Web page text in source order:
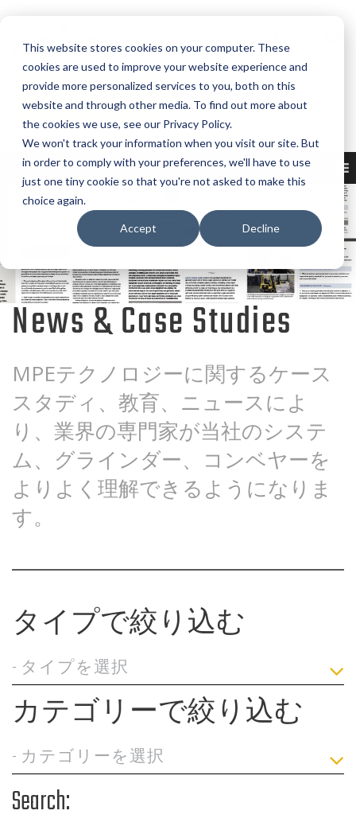
This website stores cookies on your computer. These
cookies are used to improve your website experience and
provide more personalized services to you, both on this
website and through other media. To find out more about
the cookies we use, see our Privacy Policy.
We won't track your information when you visit our site. But
in order to comply with your preferences, we'll have to use
just one tiny cookie so that you're not asked to make this
choice again.
Accept Decline
見積もり依頼
サービスをご依頼く
MENU
News & Case Studies
MPEテクノロジーに関するケース
スタディ、教育、ニュースによ
り、業界の専門家が当社のシステ
ム、グラインダー、コンベヤーを
よりよく理解できるようになりま
す。
タイプで絞り込む
カテゴリーで絞り込む
Search: